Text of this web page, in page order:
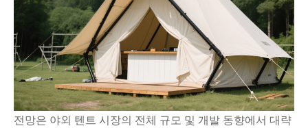
전망은 야외 텐트 시장의 전체 규모 및 개발 동향에서 대략